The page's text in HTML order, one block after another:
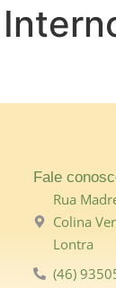
Fale
Rua
Colina
Lontra
(46)